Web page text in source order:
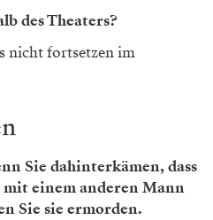
des Theaters?
nicht fortsetzen im
Sie ­dahinterkämen, dass
einem anderen Mann
Sie sie ermorden.